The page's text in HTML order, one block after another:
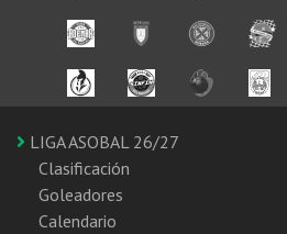
LIGA ASOBAL 26/27
Clasificación
Goleadores
Calendario